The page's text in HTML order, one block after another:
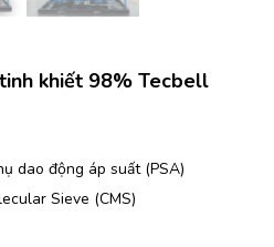
khiết 98% Tecbell
dao động áp suất (PSA)
Sieve (CMS)